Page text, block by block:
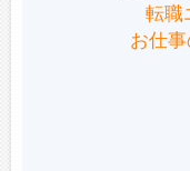
転職
お仕